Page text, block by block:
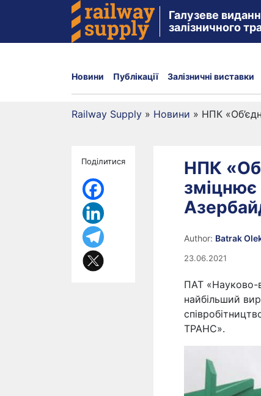
Галузеве
залізничного
Новини Публікації Залізничні виставки
Railway Supply » Новини » НПК
Поділитися
НПК
зміцнює
Author: Batrak
23.06.2021
ПАТ «Науково-
найбільший
ТРАНС».